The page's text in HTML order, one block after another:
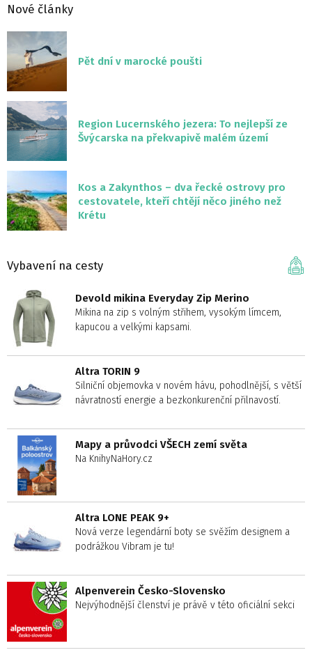
Nové články
Pět dní v marocké poušti
Region Lucernského jezera: To nejlepší ze
Švýcarska na překvapivě malém území
Kos a Zakynthos – dva řecké ostrovy pro
cestovatele, kteří chtějí něco jiného než
Krétu
Vybavení na cesty
Devold mikina Everyday Zip Merino
Mikina na zip s volným střihem, vysokým límcem,
kapucou a velkými kapsami.
Altra TORIN 9
Silniční objemovka v novém hávu, pohodlnější, s větší
návratností energie a bezkonkurenční přilnavostí.
Mapy a průvodci VŠECH zemí světa
Na KnihyNaHory.cz
Altra LONE PEAK 9+
Nová verze legendární boty se svěžím designem a
podrážkou Vibram je tu!
Alpenverein Česko-Slovensko
Nejvýhodnější členství je právě v této oficiální sekci